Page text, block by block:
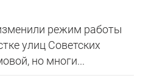
режим работы
улиц Советских
но многи...